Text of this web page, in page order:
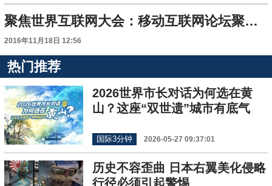
聚焦世界互联网大会：移动互联网论坛聚焦人工智能
2016年11月18日 12:56
热门推荐
2026世界市长对话为何选在黄
山？这座“双世遗”城市有底气
国际3分钟 2026-05-27 09:37:01
历史不容歪曲 日本右翼美化侵略
行径必须引起警惕